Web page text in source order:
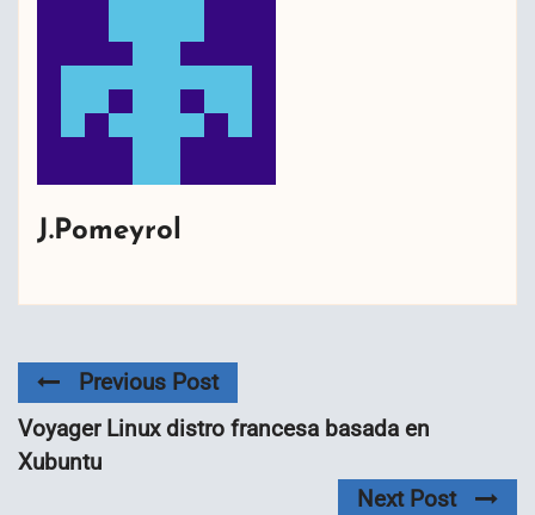
J.Pomeyrol
Previous Post
Voyager Linux distro francesa basada en
Xubuntu
Next Post